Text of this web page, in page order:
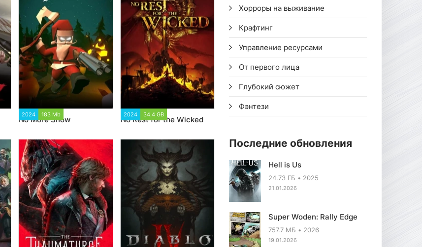
2024 183 Mb
No More Snow
2024 34.4 GB
No Rest for the Wicked
Хорроры на выживание
Крафтинг
Управление ресурсами
От первого лица
Глубокий сюжет
Фэнтези
Последние обновления
Hell is Us
24.73 ГБ 2025
21.01.2026
Super Woden: Rally Edge
757.7 МБ 2026
19.01.2026